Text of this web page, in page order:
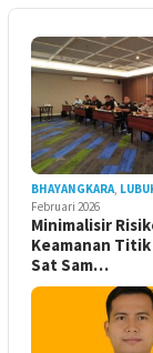
BHAYANGKARA,
Februari 2026
Minimalisir
Keamanan
Sat Sam…